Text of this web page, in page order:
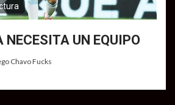
NECESITA UN EQUIPO
Chavo Fucks